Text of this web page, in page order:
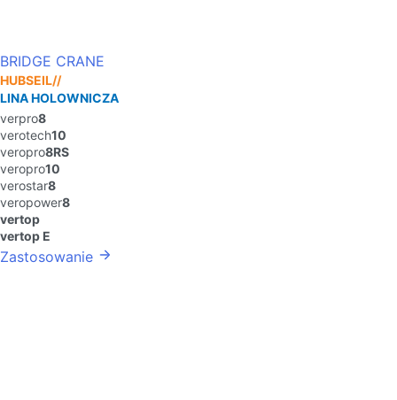
BRIDGE CRANE
HUBSEIL//
LINA HOLOWNICZA
verpro8
verotech10
veropro8RS
veropro10
verostar8
veropower8
vertop
vertop E
Zastosowanie